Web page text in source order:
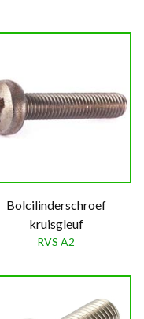
Bolcilinderschroef
kruisgleuf
RVS A2